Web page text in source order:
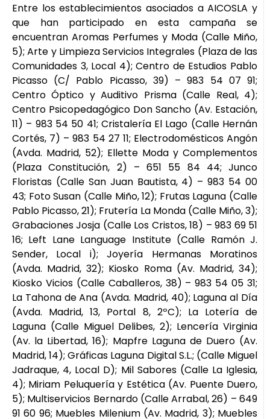
Entre los establecimientos asociados a AICOSLA y
que han participado en esta campaña se
encuentran Aromas Perfumes y Moda (Calle Miño,
5); Arte y Limpieza Servicios Integrales (Plaza de las
Comunidades 3, Local 4); Centro de Estudios Pablo
Picasso (C/ Pablo Picasso, 39) – 983 54 07 91;
Centro Óptico y Auditivo Prisma (Calle Real, 4);
Centro Psicopedagógico Don Sancho (Av. Estación,
11) – 983 54 50 41; Cristalería El Lago (Calle Hernán
Cortés, 7) – 983 54 27 11; Electrodomésticos Angón
(Avda. Madrid, 52); Ellette Moda y Complementos
(Plaza Constitución, 2) – 651 55 84 44; Junco
Floristas (Calle San Juan Bautista, 4) – 983 54 00
43; Foto Susan (Calle Miño, 12); Frutas Laguna (Calle
Pablo Picasso, 21); Frutería La Monda (Calle Miño, 3);
Grabaciones Josja (Calle Los Cristos, 18) – 983 69 51
16; Left Lane Language Institute (Calle Ramón J.
Sender, Local i); Joyería Hermanas Moratinos
(Avda. Madrid, 32); Kiosko Roma (Av. Madrid, 34);
Kiosko Vicios (Calle Caballeros, 38) – 983 54 05 31;
La Tahona de Ana (Avda. Madrid, 40); Laguna al Día
(Avda. Madrid, 13, Portal 8, 2ºC); La Lotería de
Laguna (Calle Miguel Delibes, 2); Lencería Virginia
(Av. la Libertad, 16); Mapfre Laguna de Duero (Av.
Madrid, 14); Gráficas Laguna Digital S.L.; (Calle Miguel
Jadraque, 4, Local D); Mil Sabores (Calle La Iglesia,
4); Miriam Peluquería y Estética (Av. Puente Duero,
5); Multiservicios Bernardo (Calle Arrabal, 26) – 649
91 60 96; Muebles Milenium (Av. Madrid, 3); Muebles